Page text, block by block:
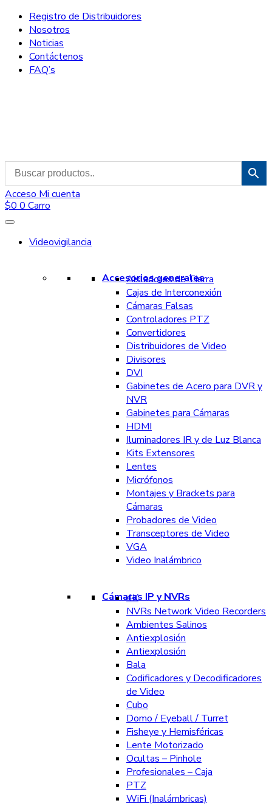
Registro de Distribuidores
Nosotros
Noticias
Contáctenos
FAQ’s
Acceso Mi cuenta
$0 0 Carro
Videovigilancia
Accesorios generales
Aisladores de Tierra
Cajas de Interconexión
Cámaras Falsas
Controladores PTZ
Convertidores
Distribuidores de Video
Divisores
DVI
Gabinetes de Acero para DVR y
NVR
Gabinetes para Cámaras
HDMI
Iluminadores IR y de Luz Blanca
Kits Extensores
Lentes
Micrófonos
Montajes y Brackets para
Cámaras
Probadores de Video
Transceptores de Video
VGA
Video Inalámbrico
Cámaras IP y NVRs
4K
NVRs Network Video Recorders
Ambientes Salinos
Antiexplosión
Antiexplosión
Bala
Codificadores y Decodificadores
de Video
Cubo
Domo / Eyeball / Turret
Fisheye y Hemisféricas
Lente Motorizado
Ocultas – Pinhole
Profesionales – Caja
PTZ
WiFi (Inalámbricas)